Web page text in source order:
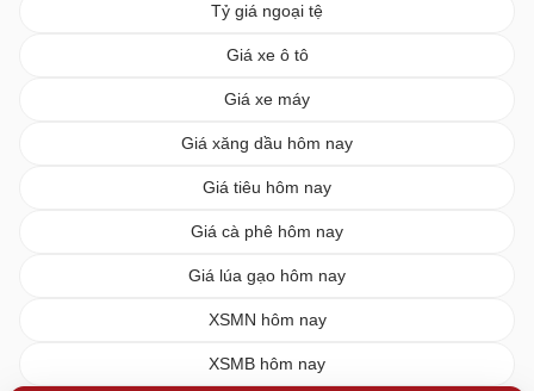
Tỷ giá ngoại tệ
Giá xe ô tô
Giá xe máy
Giá xăng dầu hôm nay
Giá tiêu hôm nay
Giá cà phê hôm nay
Giá lúa gạo hôm nay
XSMN hôm nay
XSMB hôm nay